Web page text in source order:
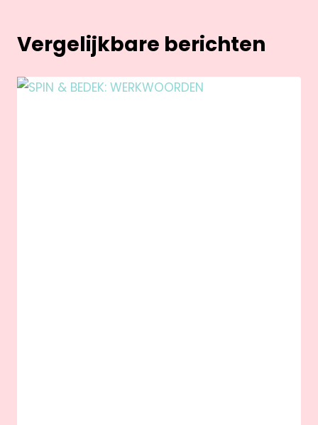
Vergelijkbare berichten